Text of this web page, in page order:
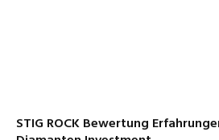
STIG ROCK Bewertung